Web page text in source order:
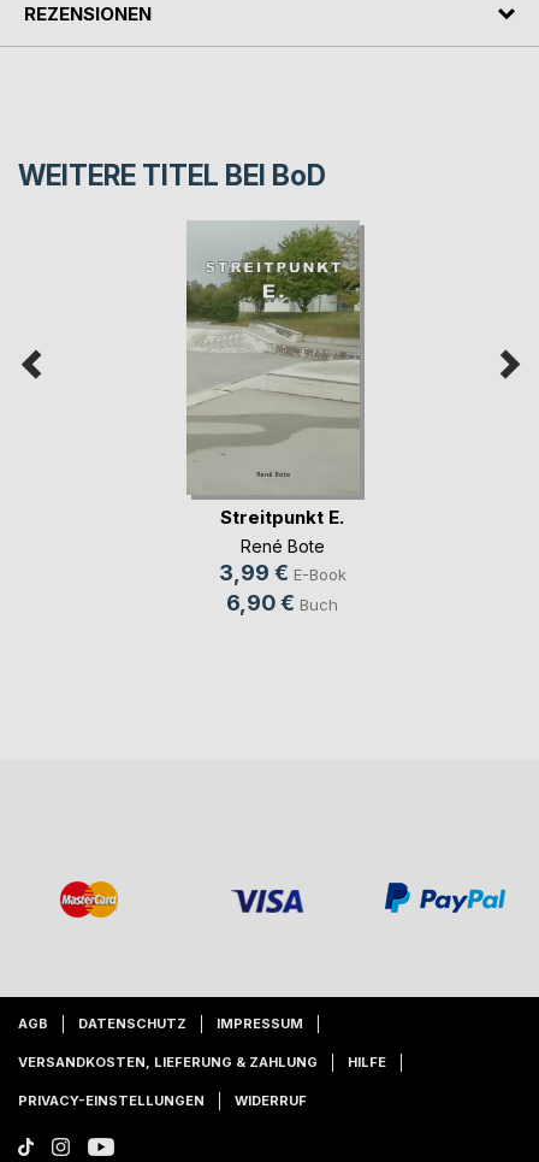
REZENSIONEN
WEITERE TITEL BEI BoD
Streitpunkt E.
René Bote
3,99 € E-Book
6,90 € Buch
AGB DATENSCHUTZ IMPRESSUM
VERSANDKOSTEN, LIEFERUNG & ZAHLUNG HILFE
PRIVACY-EINSTELLUNGEN WIDERRUF